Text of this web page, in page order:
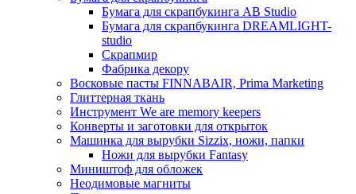
Бумага для скрапбукинга AB Studio
Бумага для скрапбукинга DREAMLIGHT-
studio
Скрапмир
Фабрика декору
Восковые пасты FINNABAIR, Prima Marketing
Глиттерная ткань
Инструмент We are memory keepers
Конверты и заготовки для открыток
Машинка для вырубки Sizzix, ножи, папки
Ножи для вырубки Fantasy
Миништоф для обложек
Неодимовые магниты